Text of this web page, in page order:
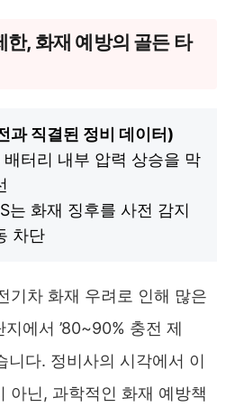
, 화재 예방의 골든 타
과 직결된 정비 데이터)
터리 내부 압력 상승을 막
는 화재 징후를 사전 감지
차단
기차 화재 우려로 인해 많은
에서 ’80~90% 충전 제
니다. 정비사의 시각에서 이
아닌, 과학적인 화재 예방책